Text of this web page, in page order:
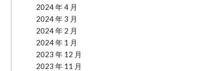
2024 年 4 月
2024 年 3 月
2024 年 2 月
2024 年 1 月
2023 年 12 月
2023 年 11 月